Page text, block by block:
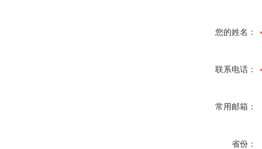
您的姓名：
联系电话：
常用邮箱：
省份：